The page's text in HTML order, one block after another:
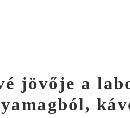
jövője a